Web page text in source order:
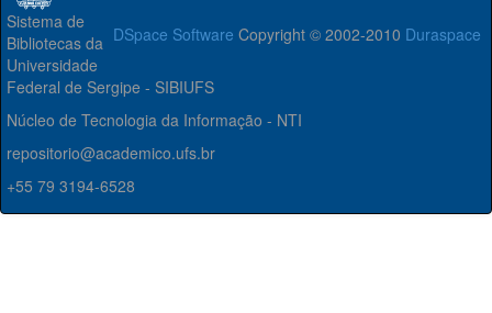
DSpace Software Copyright © 2002-2010 Duraspace
Sistema de
Bibliotecas da
Universidade
Federal de Sergipe - SIBIUFS
Núcleo de Tecnologia da Informação - NTI
repositorio@academico.ufs.br
+55 79 3194-6528